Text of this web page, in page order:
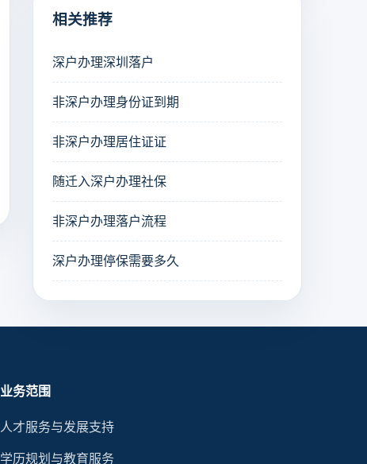
相关推荐
深户办理深圳落户
非深户办理身份证到期
非深户办理居住证证
随迁入深户办理社保
非深户办理落户流程
深户办理停保需要多久
业务范围
人才服务与发展支持
学历规划与教育服务